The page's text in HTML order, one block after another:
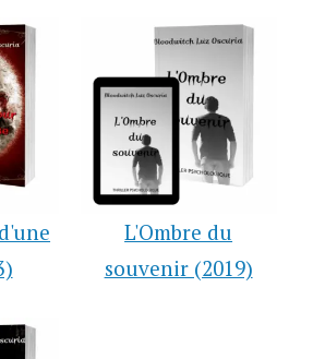
L'Ombre du
souvenir (2019)